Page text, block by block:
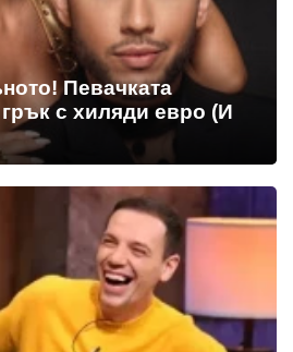
Певачката
с хиляди евро (И